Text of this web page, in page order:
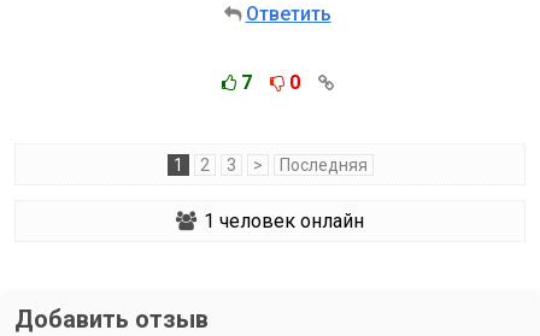
Ответить
7 0
1 2 3 > Последняя
1 человек онлайн
Добавить отзыв